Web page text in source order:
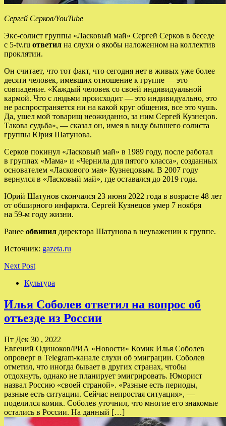
Сергей Серков/YouTube
Экс-солист группы «Ласковый май» Сергей Серков в беседе
с 5-tv.ru ответил на слухи о якобы наложенном на коллектив
проклятии.
Он считает, что тот факт, что сегодня нет в живых уже более
десяти человек, имевших отношение к группе — это
совпадение. «Каждый человек со своей индивидуальной
кармой. Что с людьми происходит — это индивидуально, это
не распространяется ни на какой круг общения, все это чушь.
Да, ушел мой товарищ неожиданно, за ним Сергей Кузнецов.
Такова судьба», — сказал он, имея в виду бывшего солиста
группы Юрия Шатунова.
Серков покинул «Ласковый май» в 1989 году, после работал
в группах «Мама» и «Чернила для пятого класса», созданных
основателем «Ласкового мая» Кузнецовым. В 2007 году
вернулся в «Ласковый май», где оставался до 2019 года.
Юрий Шатунов скончался 23 июня 2022 года в возрасте 48 лет
от обширного инфаркта. Сергей Кузнецов умер 7 ноября
на 59-м году жизни.
Ранее обвинил директора Шатунова в неуважении к группе.
Источник: gazeta.ru
Next Post
Культура
Илья Соболев ответил на вопрос об
отъезде из России
Пт Дек 30 , 2022
Евгений Одиноков/РИА «Новости» Комик Илья Соболев
опроверг в Telegram-канале слухи об эмиграции. Соболев
отметил, что иногда бывает в других странах, чтобы
отдохнуть, однако не планирует эмигрировать. Юморист
назвал Россию «своей страной». «Разные есть периоды,
разные есть ситуации. Сейчас непростая ситуация», —
поделился комик. Соболев уточнил, что многие его знакомые
остались в России. На данный […]